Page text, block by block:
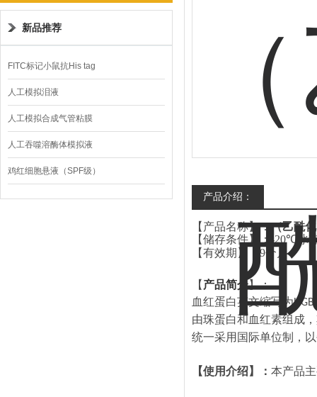
新品推荐
FITC标记小鼠抗His tag
人工模拟泪液
人工模拟合成气管粘膜
人工吞噬溶酶体模拟液
鸡红细胞悬液（SPF级）
产品介绍：
【产品名称】：（乙酰
【储存条件】：
-20℃ 冰
【有效期】： 9个月
【 产品简介】：
血红蛋白英文缩写为HGB
由珠蛋白和血红素组成
统一采用国际单位制，
【使用介绍】： 本产品